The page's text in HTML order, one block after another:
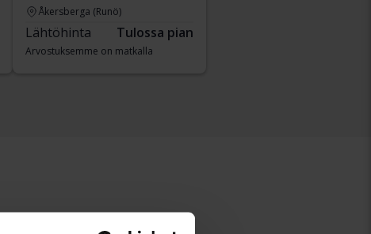
Åkersberga (Runö)
Lähtöhinta Tulossa pian
Arvostuksemme on matkalla